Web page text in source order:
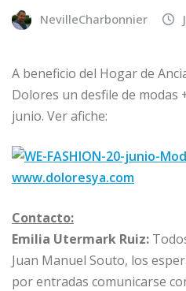
NevilleCharbonnier
A beneficio del Hogar de
Dolores un desfile de modas
junio. Ver afiche:
Contacto:
Emilia Utermark Ruiz:
Juan Manuel Souto, los
por entradas comunicarse